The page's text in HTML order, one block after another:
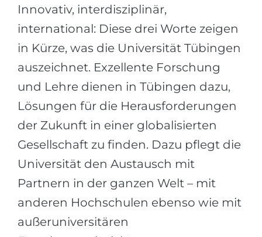
BERUFE
Berufe
Studienfächer
Beispiel-Stellenangebote
BERUFSORIENTIERUNG
RIASEC-Test
Erfolgzu
Medizin
Ingenieurwesen
Physik
Management
Anderes Fach
BEWERBEN AUS …
Innovativ, interdisziplinär,
international: Diese drei Worte zeigen
in Kürze, was die Universität Tübingen
auszeichnet. Exzellente Forschung
und Lehre dienen in Tübingen dazu,
Lösungen für die Herausforderungen
der Zukunft in einer globalisierten
Gesellschaft zu finden. Dazu pflegt die
Universität den Austausch mit
Partnern in der ganzen Welt – mit
anderen Hochschulen ebenso wie mit
außeruniversitären